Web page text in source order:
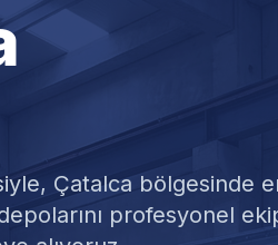
Su
Çatalcabölgesinde
profesyonel